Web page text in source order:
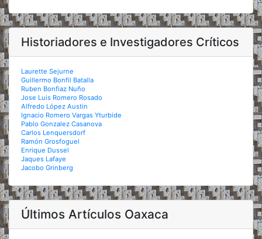
Historiadores e Investigadores Críticos
Laurette Sejurne
Guillermo Bonfil Batalla
Ruben Bonfiaz Nuño
Jose Luis Romero Rosado
Alfredo López Austin
Ignacio Romero Vargas Yturbide
Pablo Gonzalez Casanova
Carlos Lenquersdorf
Ramón Grosfoguel
Enrique Dussel
Jaques Lafaye
Jacobo Grinberg
Últimos Artículos Oaxaca